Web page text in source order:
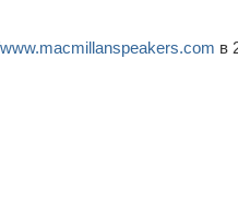
в